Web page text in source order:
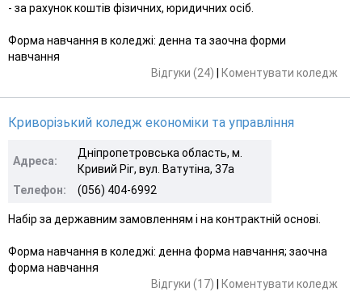
- за рахунок коштів фізичних, юридичних осіб.
Форма навчання в коледжі: денна та заочна форми
навчання
Відгуки (24)
Коментувати коледж
Криворізький коледж економіки та управління
Адреса:
Дніпропетровська область, м.
Кривий Ріг, вул. Ватутіна, 37а
Телефон:
(056) 404-6992
Набір за державним замовленням і на контрактній основі.
Форма навчання в коледжі: денна форма навчання; заочна
форма навчання
Відгуки (17)
Коментувати коледж